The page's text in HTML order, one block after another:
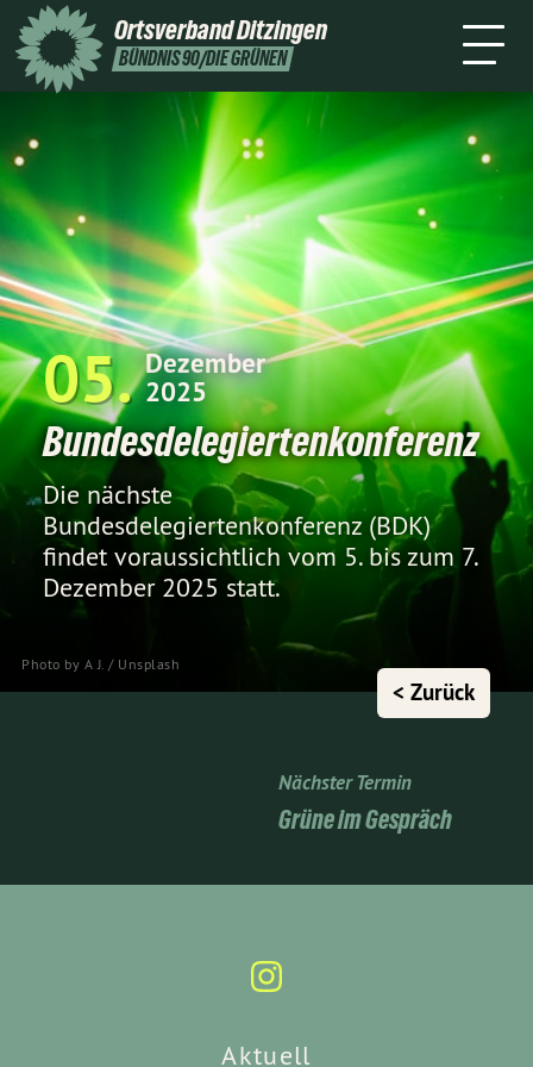
OrtsverbandDitzingen
BÜNDNIS 90/DIE GRÜNEN
Termine
Bund
Photo by A J. / Unsplash
05
Dezember
2025
Bundesdelegiertenkonferenz
Die nächste
Bundesdelegiertenkonferenz (BDK)
findet voraussichtlich vom 5. bis zum 7.
Dezember 2025 statt.
< Zurück
Nächster Termin
Grüne im Gespräch
Aktuell